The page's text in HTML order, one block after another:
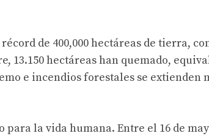
de 400,000 hectáreas de tierra,
13.150 hectáreas han quemado,
e incendios forestales se extienden
la vida humana. Entre el 16 de